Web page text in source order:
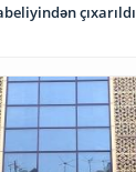
çıxarıldı